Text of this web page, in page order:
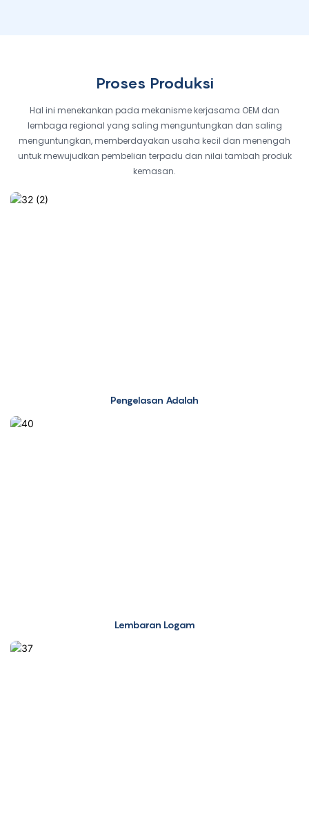
Proses Produksi
Hal ini menekankan pada mekanisme kerjasama OEM dan
lembaga regional yang saling menguntungkan dan saling
menguntungkan, memberdayakan usaha kecil dan menengah
untuk mewujudkan pembelian terpadu dan nilai tambah produk
kemasan.
Pengelasan Adalah
Lembaran Logam